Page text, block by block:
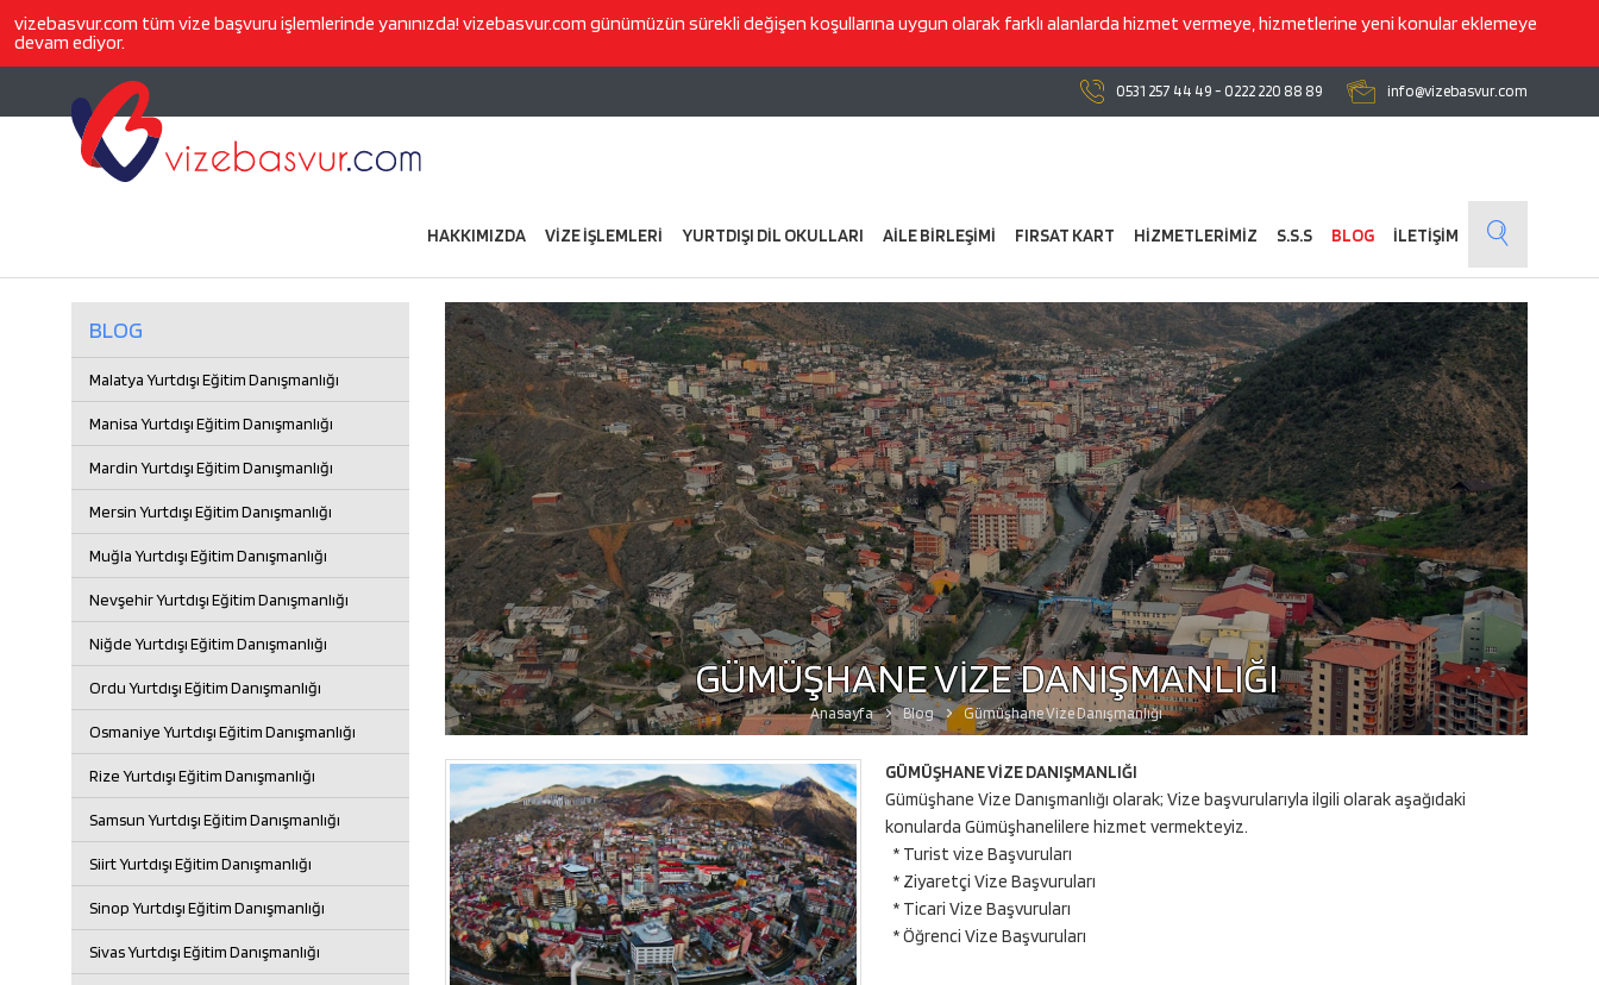
vizebasvur.com tüm vize başvuru işlemlerinde yanınızda! vizebasvur.com günümüzün sürekli değişen koşullarına uygun olarak farklı alanlarda hizmet vermeye, hizmetlerine yeni konular eklemeye
devam ediyor.
info@vizebasvur.com
0531 257 44 49 - 0222 220 88 89
HAKKIMIZDA VİZE İŞLEMLERİ YURTDIŞI DİL OKULLARI AİLE BİRLEŞİMİ FIRSAT KART HİZMETLERİMİZ S.S.S BLOG İLETİŞİM
BLOG
Malatya Yurtdışı Eğitim Danışmanlığı
Manisa Yurtdışı Eğitim Danışmanlığı
Mardin Yurtdışı Eğitim Danışmanlığı
Mersin Yurtdışı Eğitim Danışmanlığı
Muğla Yurtdışı Eğitim Danışmanlığı
Nevşehir Yurtdışı Eğitim Danışmanlığı
Niğde Yurtdışı Eğitim Danışmanlığı
Ordu Yurtdışı Eğitim Danışmanlığı
Osmaniye Yurtdışı Eğitim Danışmanlığı
Rize Yurtdışı Eğitim Danışmanlığı
Samsun Yurtdışı Eğitim Danışmanlığı
Siirt Yurtdışı Eğitim Danışmanlığı
Sinop Yurtdışı Eğitim Danışmanlığı
Sivas Yurtdışı Eğitim Danışmanlığı
GÜMÜŞHANE VİZE DANIŞMANLIĞI
Anasayfa Blog Gümüşhane Vize Danışmanlığı
GÜMÜŞHANE VİZE DANIŞMANLIĞI
Gümüşhane Vize Danışmanlığı olarak; Vize başvurularıyla ilgili olarak aşağıdaki
konularda Gümüşhanelilere hizmet vermekteyiz.
* Turist vize Başvuruları
* Ziyaretçi Vize Başvuruları
* Ticari Vize Başvuruları
* Öğrenci Vize Başvuruları